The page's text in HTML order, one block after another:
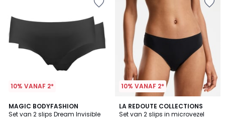
10% VANAF 2*
MAGIC BODYFASHION
Set van 2 slips Dream Invisible
4.2
/ 5
2
Kleuren
10% VANAF 2*
LA REDOUTE COLLECTIONS
Set van 2 slips in microvezel
3
Kleuren